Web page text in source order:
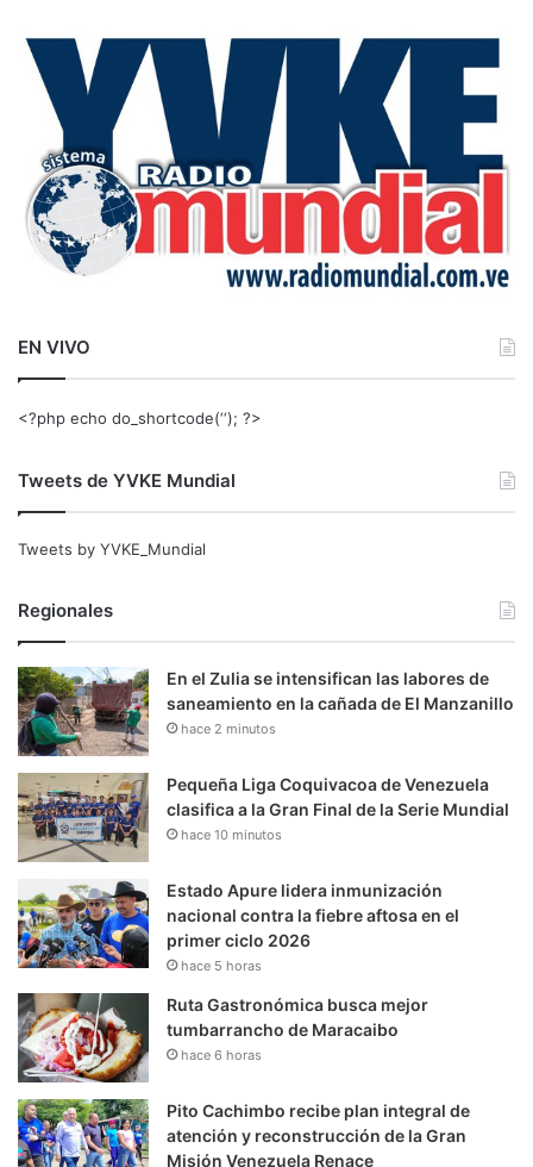
a
EN VIVO
<?php echo do_shortcode(‘‘); ?>
Tweets de YVKE Mundial
Tweets by YVKE_Mundial
Regionales
En el Zulia se intensifican las labores de
saneamiento en la cañada de El Manzanillo
hace 2 minutos
Pequeña Liga Coquivacoa de Venezuela
clasifica a la Gran Final de la Serie Mundial
hace 10 minutos
Estado Apure lidera inmunización
nacional contra la fiebre aftosa en el
primer ciclo 2026
hace 5 horas
Ruta Gastronómica busca mejor
tumbarrancho de Maracaibo
hace 6 horas
Pito Cachimbo recibe plan integral de
atención y reconstrucción de la Gran
Misión Venezuela Renace